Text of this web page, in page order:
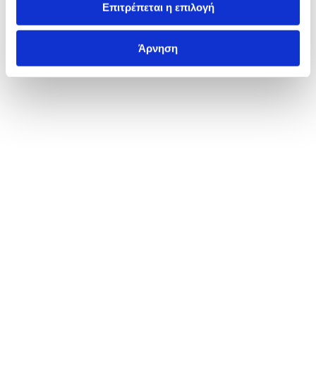
Επιτρέπεται η επιλογή
Άρνηση